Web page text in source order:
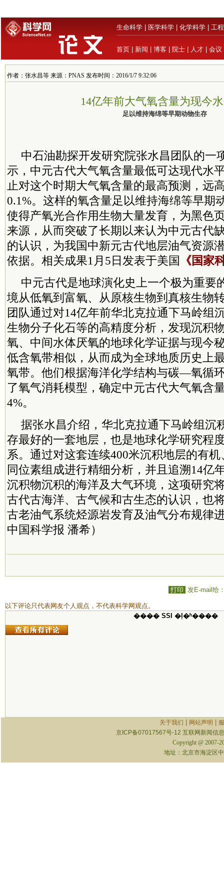
生命科学 医学科学 化学科学 工
首页 新闻 博客 院士 人才 会议
作者：张水昌等 来源：PNAS 发布时间：2016/1/7 9:32:06
14亿年前大气氧含量为现今
足以维持海绵等早期动物生存
中石油勘探开发研究院张水昌团队的一
示，中元古代大气氧含量最低可达现代水
止对这个时期大气氧含量的最高预测，远
0.1%。这样的氧含量足以维持海绵等早期
使得产氧光合作用生物大量发育，为黑色
来源，从而突破了长期以来认为中元古代
的认识，为我国中新元古代地层油气资源
依据。相关成果1月5日发表于美国
《国家
中元古代是地球演化史上一个极为重要
境从低氧到富氧、从原核生物到真核生物
团队通过对14亿年前华北克拉通下马岭组
生物分子化石等的高精度分析，发现沉积
氧、中间水体厌氧的地球化学证据与现今
低含氧带相似，从而成为全球地质历史上
氧带。他们根据海洋化学结构与碳—氧循
了氧气消耗模型，确定中元古代大气氧含
4%。
据张水昌介绍，华北克拉通下马岭组沉
存最好的一套地层，也是地球化学研究程
系。通过对这套连续400米沉积地层的有
同位素组成进行精细分析，并且追溯14亿
沉积物沉积的海洋及大气环境，这项研究
古代古海洋、古气候和古生态的认识，也
古老油气系统烃源岩发育及油气分布规律
中国科学报 潘希）
打印 发E-mail给
以下评论只代表网友个人观点，不代表科学网观点。
���� SSI �ļ�ʱ����
关于我们 网站声明
京ICP备07017567号-12 互联网新闻信
Copyright @ 2007-
地址：北京市海淀区